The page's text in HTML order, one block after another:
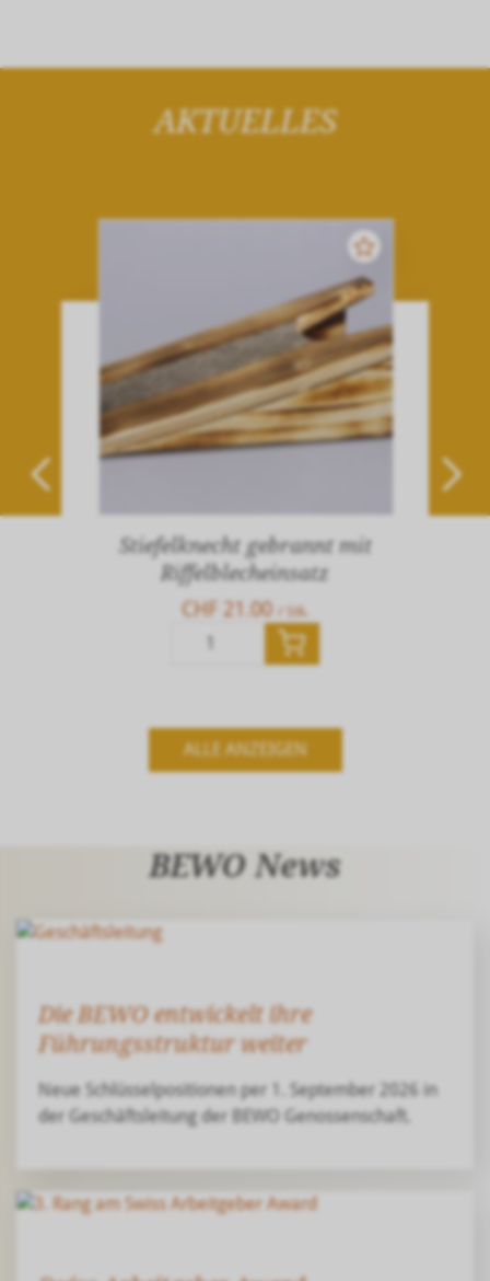
AKTUELLES
Stiefelknecht gebrannt mit
Riffelblecheinsatz
CHF 21.00 / Stk.
ALLE ANZEIGEN
BEWO News
Die BEWO entwickelt ihre
Führungsstruktur weiter
Neue Schlüsselpositionen per 1. September 2026 in
der Geschäftsleitung der BEWO Genossenschaft.